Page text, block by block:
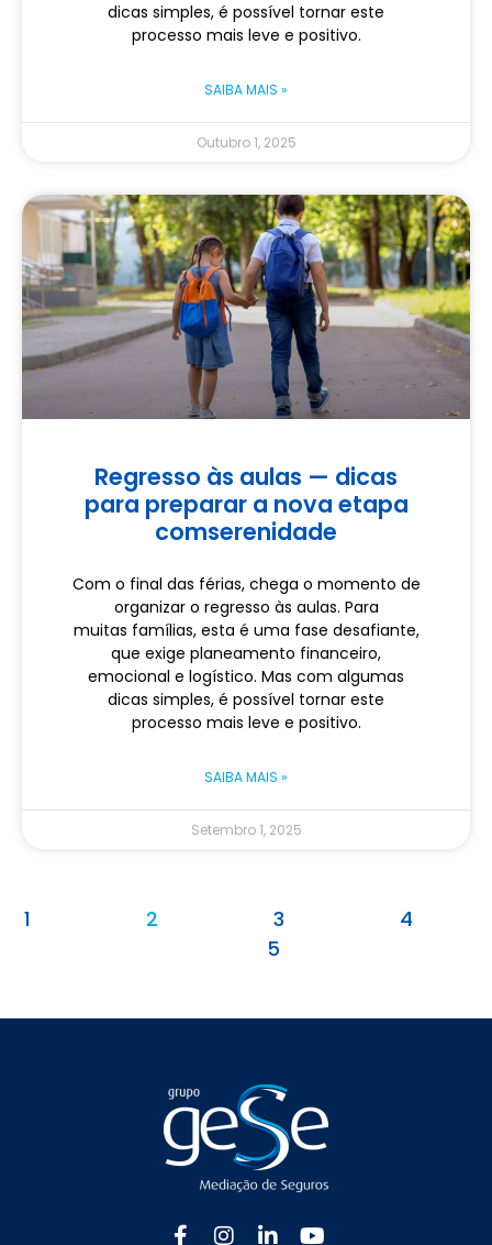
dicas simples, é possível tornar este
processo mais leve e positivo.
SAIBA MAIS »
Outubro 1, 2025
Regresso às aulas — dicas
para preparar a nova etapa
comserenidade
Com o final das férias, chega o momento de
organizar o regresso às aulas. Para
muitas famílias, esta é uma fase desafiante,
que exige planeamento financeiro,
emocional e logístico. Mas com algumas
dicas simples, é possível tornar este
processo mais leve e positivo.
SAIBA MAIS »
Setembro 1, 2025
1 2 3
4
5